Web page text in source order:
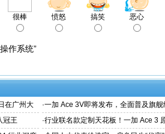
很棒 愤怒 搞笑 恶心
作系统”
在广州大 ·一加 Ace 3V即将发布，全面普及旗舰
冠王
·行业联名款定制天花板！一加 Ace 3